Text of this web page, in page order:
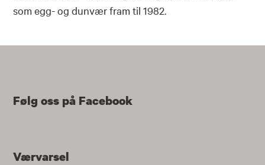
som egg- og dunvær fram til 1982.
Følg oss på Facebook
Værvarsel